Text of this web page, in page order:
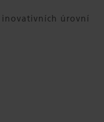
inovativních úrovní